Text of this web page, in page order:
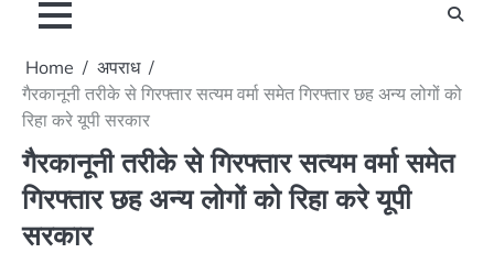
Home
अपराध
गैरकानूनी तरीके से गिरफ्तार सत्यम वर्मा समेत गिरफ्तार छह अन्य लोगों को
रिहा करे यूपी सरकार
गैरकानूनी तरीके से गिरफ्तार सत्यम वर्मा समेत
गिरफ्तार छह अन्य लोगों को रिहा करे यूपी
सरकार